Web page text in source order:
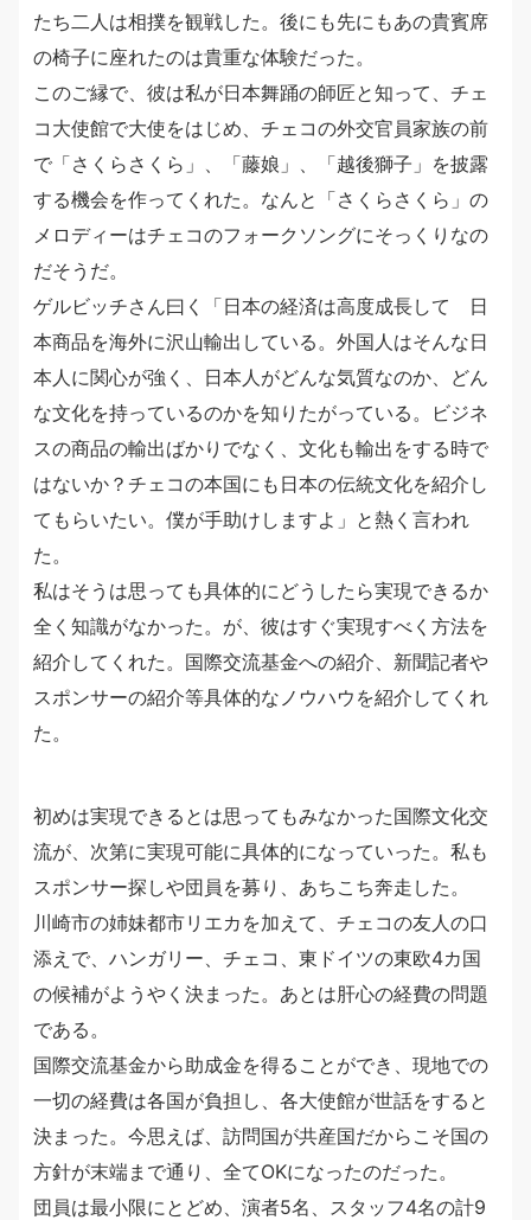
たち二人は相撲を観戦した。後にも先にもあの貴賓席
の椅子に座れたのは貴重な体験だった。
このご縁で、彼は私が日本舞踊の師匠と知って、チェ
コ大使館で大使をはじめ、チェコの外交官員家族の前
で「さくらさくら」、「藤娘」、「越後獅子」を披露
する機会を作ってくれた。なんと「さくらさくら」の
メロディーはチェコのフォークソングにそっくりなの
だそうだ。
ゲルビッチさん曰く「日本の経済は高度成長して 日
本商品を海外に沢山輸出している。外国人はそんな日
本人に関心が強く、日本人がどんな気質なのか、どん
な文化を持っているのかを知りたがっている。ビジネ
スの商品の輸出ばかりでなく、文化も輸出をする時で
はないか？チェコの本国にも日本の伝統文化を紹介し
てもらいたい。僕が手助けしますよ」と熱く言われ
た。
私はそうは思っても具体的にどうしたら実現できるか
全く知識がなかった。が、彼はすぐ実現すべく方法を
紹介してくれた。国際交流基金への紹介、新聞記者や
スポンサーの紹介等具体的なノウハウを紹介してくれ
た。
初めは実現できるとは思ってもみなかった国際文化交
流が、次第に実現可能に具体的になっていった。私も
スポンサー探しや団員を募り、あちこち奔走した。
川崎市の姉妹都市リエカを加えて、チェコの友人の口
添えで、ハンガリー、チェコ、東ドイツの東欧4カ国
の候補がようやく決まった。あとは肝心の経費の問題
である。
国際交流基金から助成金を得ることができ、現地での
一切の経費は各国が負担し、各大使館が世話をすると
決まった。今思えば、訪問国が共産国だからこそ国の
方針が末端まで通り、全てOKになったのだった。
団員は最小限にとどめ、演者5名、スタッフ4名の計9